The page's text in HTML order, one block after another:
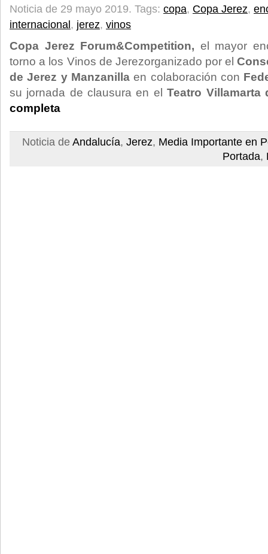
Noticia de 29 mayo 2019. Tags: copa, Copa Jerez,
internacional , jerez, vinos
Copa Jerez Forum&Competition, el mayor
torno a los Vinos de Jerezorganizado por el
de Jerez y Manzanillaen colaboración con
su jornada de clausura en elTeatro Villamarta
completa
Noticia de Andalucía, Jerez, Media Importante en
Portada,